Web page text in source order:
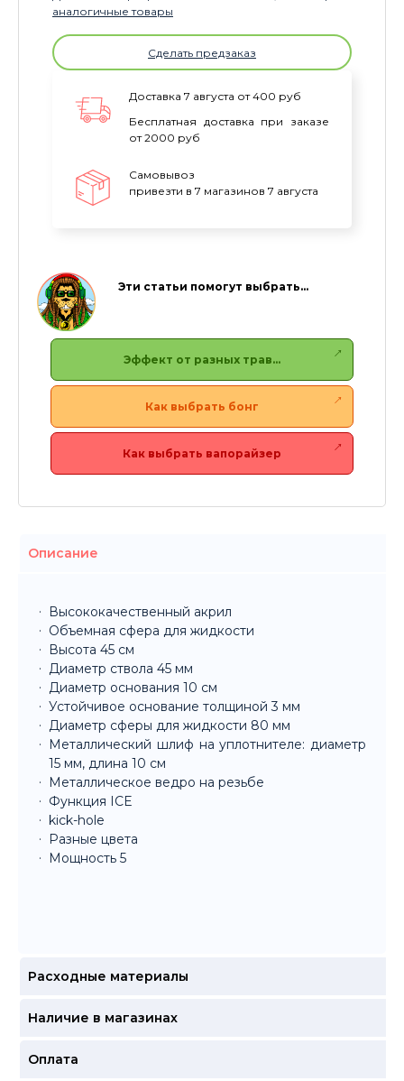
аналогичные товары
Сделать предзаказ
Доставка 7 августа от 400 руб
Бесплатная доставка при заказе
от 2000 руб
Самовывоз
привезти в 7 магазинов 7 августа
Эти статьи помогут выбрать…
Эффект от разных трав…
Как выбрать бонг
Как выбрать вапорайзер
Описание
Высококачественный акрил
Объемная сфера для жидкости
Высота 45 см
Диаметр ствола 45 мм
Диаметр основания 10 см
Устойчивое основание толщиной 3 мм
Диаметр сферы для жидкости 80 мм
Металлический шлиф на уплотнителе: диаметр
15 мм, длина 10 см
Металлическое ведро на резьбе
Функция ICE
kick-hole
Разные цвета
Мощность 5
Расходные материалы
Наличие в магазинах
Оплата